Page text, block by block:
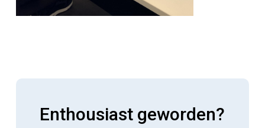
Enthousiast geworden?